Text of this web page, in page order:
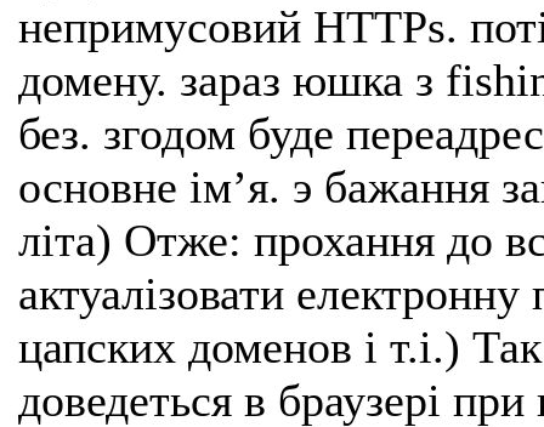
непримусовий HTTPs.
домену. зараз юшка з
без. згодом буде
основне імʼя. э бажання
літа) Отже: прохання до
актуалізовати
цапских доменов і т.і.)
доведеться в браузері